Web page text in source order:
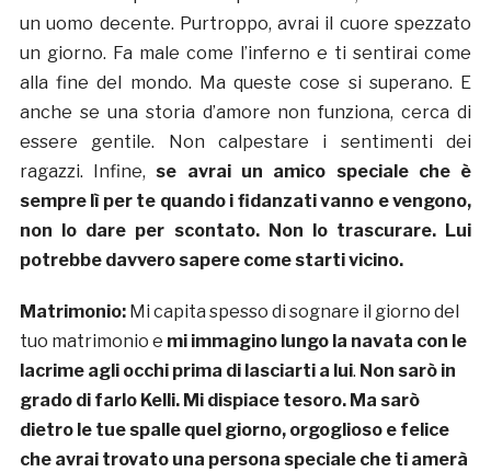
un uomo decente. Purtroppo, avrai il cuore spezzato
un giorno. Fa male come l’inferno e ti sentirai come
alla fine del mondo. Ma queste cose si superano. E
anche se una storia d’amore non funziona, cerca di
essere gentile. Non calpestare i sentimenti dei
ragazzi. Infine, se avrai un amico speciale che è
sempre lì per te quando i fidanzati vanno e vengono,
non lo dare per scontato. Non lo trascurare. Lui
potrebbe davvero sapere come starti vicino.
Matrimonio:Mi capita spesso di sognare il giorno del
tuo matrimonio e mi immagino lungo la navata con le
lacrime agli occhi prima di lasciarti a lui. Non sarò in
grado di farlo Kelli. Mi dispiace tesoro. Ma sarò
dietro le tue spalle quel giorno, orgoglioso e felice
che avrai trovato una persona speciale che ti amerà